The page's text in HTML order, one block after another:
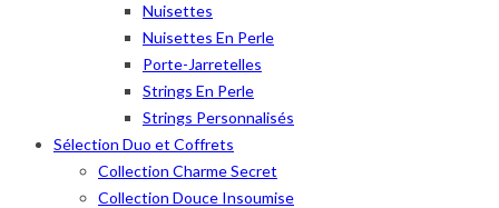
Nuisettes
Nuisettes En Perle
Porte-Jarretelles
Strings En Perle
Strings Personnalisés
Sélection Duo et Coffrets
Collection Charme Secret
Collection Douce Insoumise